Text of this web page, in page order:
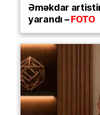
Əməkdar
yarandı –FOTO